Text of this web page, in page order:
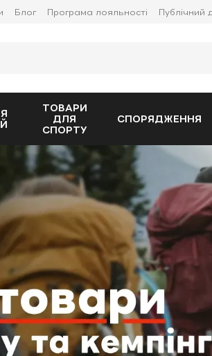
Блог Програма лояльності Публічний
ТОВАРИ
ДЛЯ
СПОРТУ
СПОРЯДЖЕННЯ